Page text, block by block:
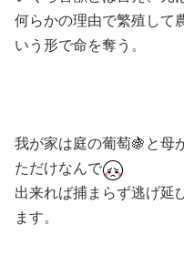
何らかの理由で繁殖して
いう形で命を奪う。
我が家は庭の葡萄🍇と母
ただけなんで
出来れば捕まらず逃げ
ます。